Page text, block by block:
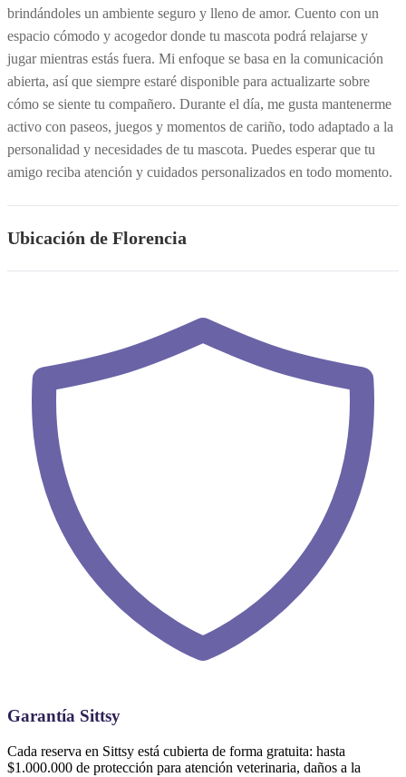
brindándoles un ambiente seguro y lleno de amor. Cuento con un
espacio cómodo y acogedor donde tu mascota podrá relajarse y
jugar mientras estás fuera. Mi enfoque se basa en la comunicación
abierta, así que siempre estaré disponible para actualizarte sobre
cómo se siente tu compañero. Durante el día, me gusta mantenerme
activo con paseos, juegos y momentos de cariño, todo adaptado a la
personalidad y necesidades de tu mascota. Puedes esperar que tu
amigo reciba atención y cuidados personalizados en todo momento.
Ubicación de Florencia
Garantía Sittsy
Cada reserva en Sittsy está cubierta de forma gratuita: hasta
$1.000.000 de protección para atención veterinaria, daños a la